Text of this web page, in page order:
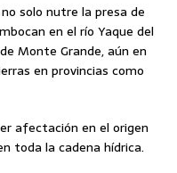
solo nutre la presa de
en el río Yaque del
Monte Grande, aún en
en provincias como
afectación en el origen
toda la cadena hídrica.